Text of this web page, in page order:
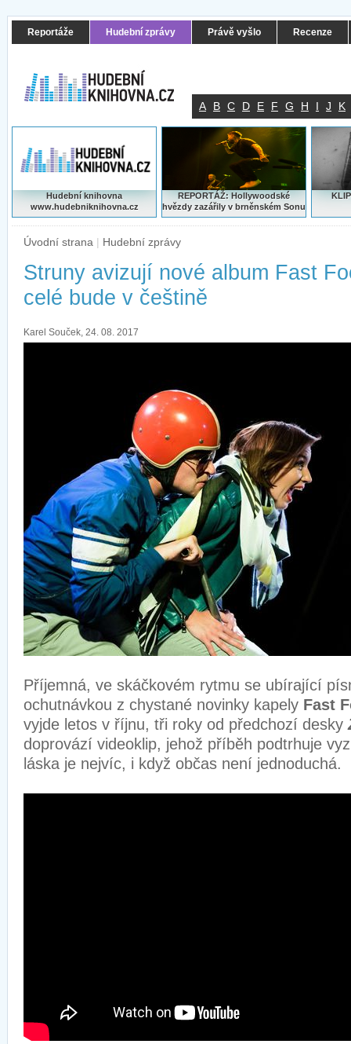
Reportáže Hudební zprávy Právě vyšlo Recenze
A B C D E F G H I J K
Hudební knihovna
www.hudebniknihovna.cz
REPORTÁŽ: Hollywoodské
hvězdy zazářily v brněnském Sonu
Úvodní strana | Hudební zprávy
Struny avizují nové album Fast
celé bude v češtině
Karel Souček, 24. 08. 2017
Příjemná, ve skáčkovém rytmu se ubírající
ochutnávkou z chystané novinky kapely Fast
vyjde letos v říjnu, tři roky od předchozí desky
doprovází videoklip, jehož příběh podtrhuje
láska je nejvíc, i když občas není